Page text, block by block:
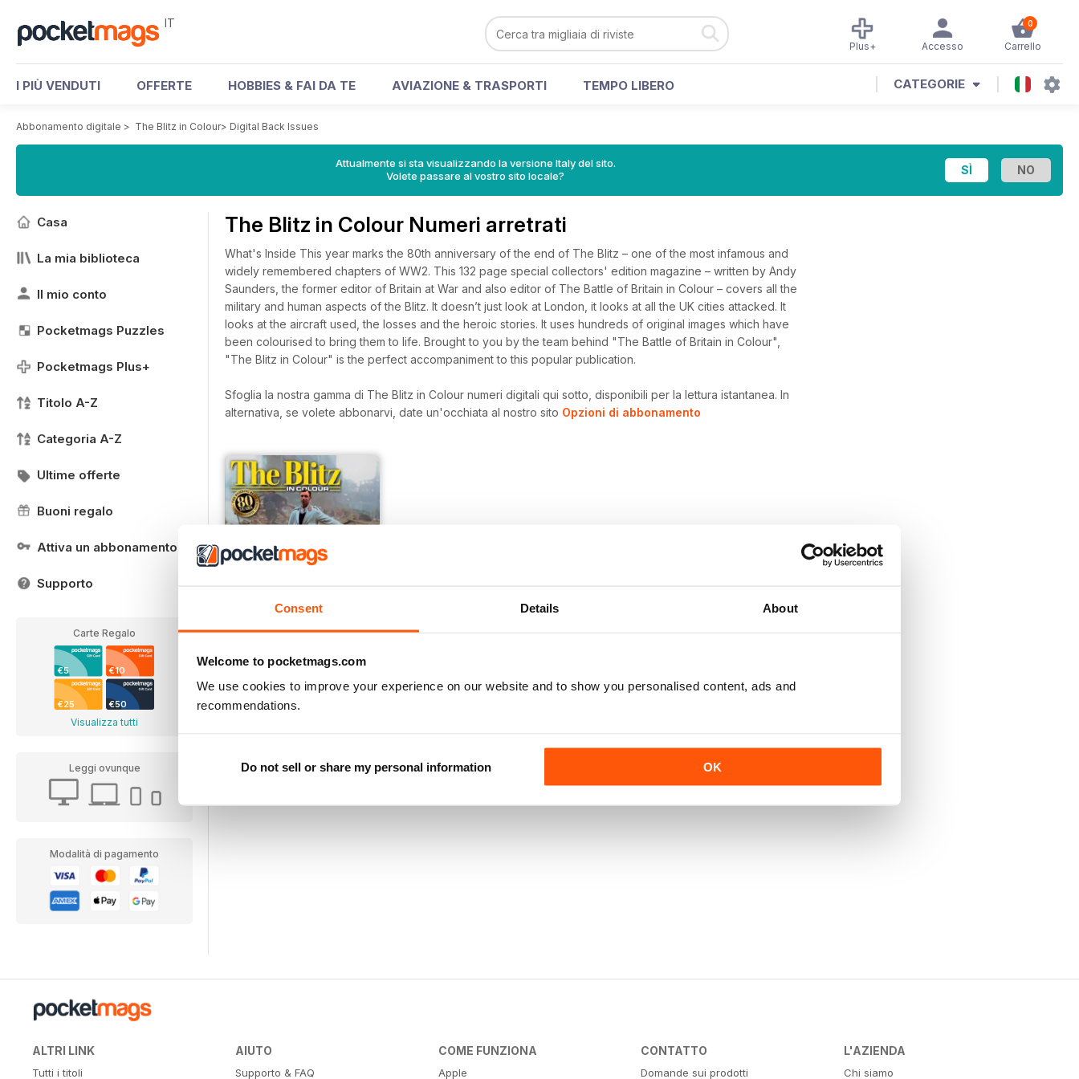
Consent Details About
Welcome to pocketmags.com
We use cookies to improve your experience on our website and to show you personalised content, ads and
recommendations.
Do not sell or share my personal information OK
IT 0
Carrello
Accesso
Plus+
I PIÙ VENDUTI OFFERTE HOBBIES & FAI DA TE AVIAZIONE & TRASPORTI TEMPO LIBERO CATEGORIE
Abbonamento digitale > The Blitz in Colour> Digital Back Issues
Attualmente si sta visualizzando la versione Italy del sito.
Volete passare al vostro sito locale?
Casa
La mia biblioteca
Il mio conto
Pocketmags Puzzles
Pocketmags Plus+
Titolo A-Z
Categoria A-Z
Ultime offerte
Buoni regalo
Attiva un abbonamento
Supporto
Carte Regalo
€5 €10
€25 €50
Visualizza tutti
Leggi ovunque
Modalità di pagamento
The Blitz in Colour Numeri arretrati
What's Inside This year marks the 80th anniversary of the end of The Blitz – one of the most infamous and
widely remembered chapters of WW2. This 132 page special collectors' edition magazine – written by Andy
Saunders, the former editor of Britain at War and also editor of The Battle of Britain in Colour – covers all the
military and human aspects of the Blitz. It doesn’t just look at London, it looks at all the UK cities attacked. It
looks at the aircraft used, the losses and the heroic stories. It uses hundreds of original images which have
been colourised to bring them to life. Brought to you by the team behind "The Battle of Britain in Colour",
"The Blitz in Colour" is the perfect accompaniment to this popular publication.
Sfoglia la nostra gamma di The Blitz in Colour numeri digitali qui sotto, disponibili per la lettura istantanea. In
alternativa, se volete abbonarvi, date un'occhiata al nostro sito Opzioni di abbonamento
The Blitz in Colour
Buy for€5,99
ALTRI LINK
Tutti i titoli
AIUTO
Supporto & FAQ
COME FUNZIONA
Apple
CONTATTO
Domande sui prodotti
L'AZIENDA
Chi siamo